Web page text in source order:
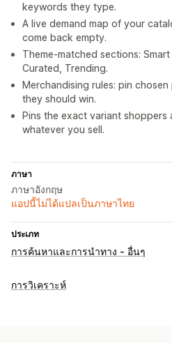
keywords they type.
A live demand map of your
come back empty.
Theme-matched sections:
Curated, Trending.
Merchandising rules: pin
they should win.
Pins the exact variant shoppers
whatever you sell.
ภาษา
ภาษาอังกฤษ
แอปนี้ไม่ได้แปลเป็นภาษาไทย
ประเภท
การค้นหาและการนำทาง - อื่นๆ
การวิเคราะห์